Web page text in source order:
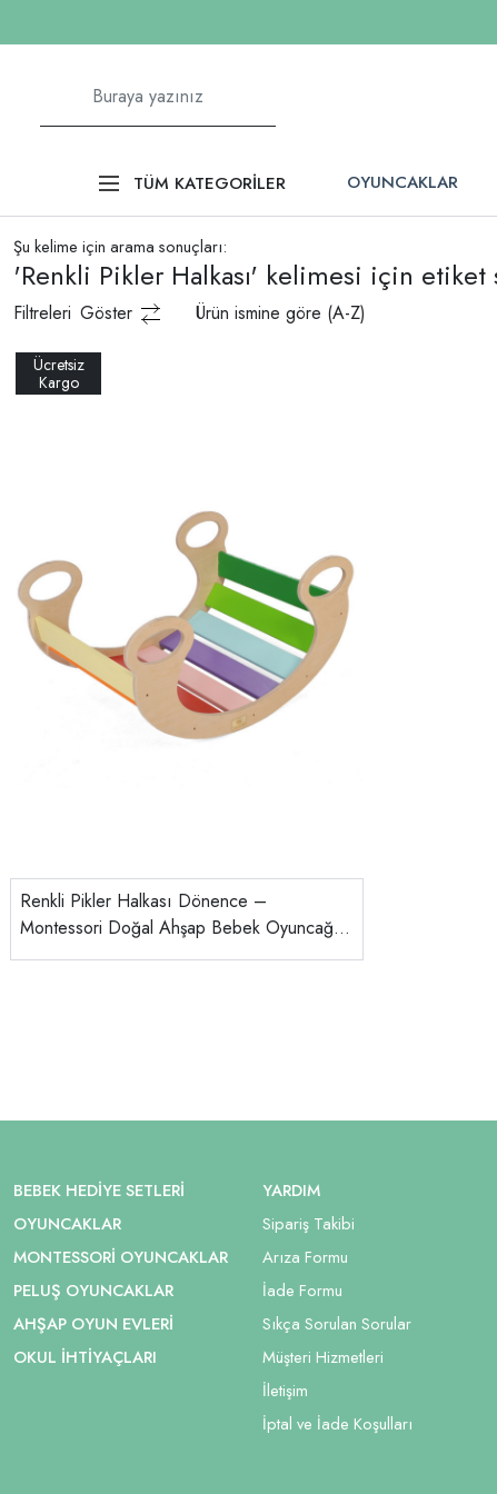
TÜM KATEGORİLER OYUNCAKLAR
Şu kelime için arama sonuçları:
'Renkli Pikler Halkası' kelimesi için etiket
Filtreleri Göster Ürün ismine göre (A-Z)
Renkli Pikler Halkası Dönence –
Montessori Doğal Ahşap Bebek Oyuncağı |
Naturel El Yapımı Gelişim Dönencesi
BEBEK HEDIYE SETLERI
OYUNCAKLAR
MONTESSORI OYUNCAKLAR
PELUŞ OYUNCAKLAR
AHŞAP OYUN EVLERI
OKUL İHTIYAÇLARI
YARDIM
Sipariş Takibi
Arıza Formu
İade Formu
Sıkça Sorulan Sorular
Müşteri Hizmetleri
İletişim
İptal ve İade Koşulları